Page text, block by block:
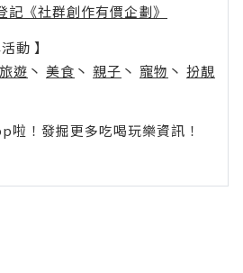
記《社群創作有價企劃》
動 】
旅遊 丶 美食 丶 親子 丶 寵物 丶 扮靚
！發掘更多吃喝玩樂資訊！